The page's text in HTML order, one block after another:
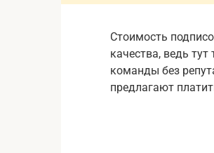
Стоимость
качества, ведь
команды без
предлагают